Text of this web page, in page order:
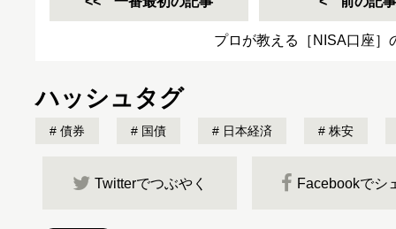
プロが教える［NISA口座］
ハッシュタグ
債券 国債 日本経済 株安
Twitterでつぶやく Facebookでシ